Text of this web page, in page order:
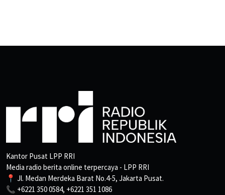
Kantor Pusat LPP RRI
Media radio berita online terpercaya - LPP RRI
📍 Jl. Medan Merdeka Barat No.4-5, Jakarta Pusat.
📞 +6221 350 0584, +6221 351 1086